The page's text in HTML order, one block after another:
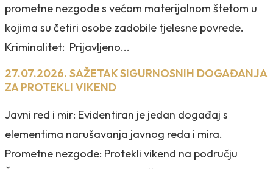
prometne nezgode s većom materijalnom štetom u
kojima su četiri osobe zadobile tjelesne povrede.
Kriminalitet: Prijavljeno...
27.07.2026. SAŽETAK SIGURNOSNIH DOGAĐANJA
ZA PROTEKLI VIKEND
Javni red i mir: Evidentiran je jedan događaj s
elementima narušavanja javnog reda i mira.
Prometne nezgode: Protekli vikend na području